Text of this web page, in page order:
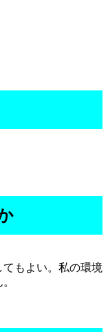
もよい。私の環境